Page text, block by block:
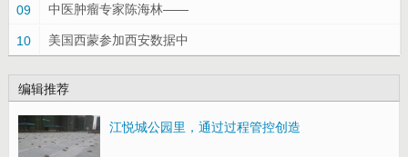
09 中医肿瘤专家陈海林——
10 美国西蒙参加西安数据中
编辑推荐
江悦城公园里，通过过程管控创造